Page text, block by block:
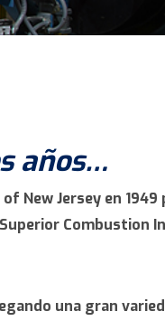
años…
New Jersey en
Combustion
una gran